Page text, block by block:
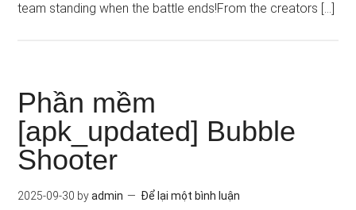
team standing when the battle ends!From the creators […]
Phần mềm
[apk_updated] Bubble
Shooter
2025-09-30 byadmin Để lại một bình luận